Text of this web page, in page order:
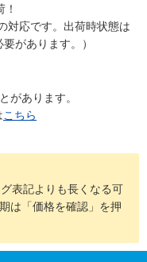
応です。出荷時状態は
があります。）
があります。
こちら
表記よりも長くなる可
は「価格を確認」を押